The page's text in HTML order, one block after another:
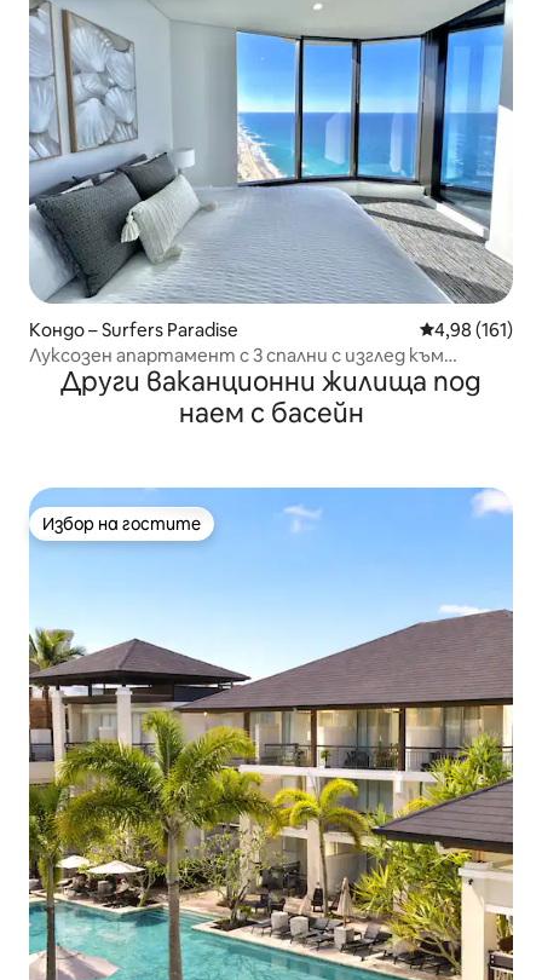
Кондо – Surfers Paradise Средна
4,98 (161)
Луксозен апартамент с 3 спални с изглед към
океана, басейни и спа център
Други ваканционни жилища под
наем с басейн
Избор на гостите
Избор на гостите